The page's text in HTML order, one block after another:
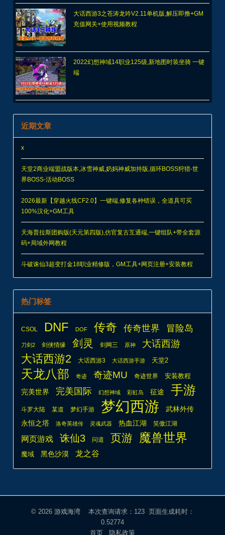
大话西游3之苍涛龙吟V2.11单机版,解压即撸+GM
充值网关+使用视频教程
2022幻想神域14职业125级,新地图时装坐骑 一键
端
近期文章
x
天堂2商业端盟战版本,冰雪神威,奶妈神威加持版,循环BOSS狩猎-世
界BOSS-活动BOSS
2026最新【穿越火线CF2.0】一键端,修复各种错误，全道具可买
100%汉化+GM工具
天海普拉斯团购版(天元第四版),仿官复古互通端,一键组队+带全套源
码+局域外网教程
斗破诛仙3超变打金18职业精修版，GM工具+网页注册+安装教程
热门标签
CSOL DNF DOF 传奇 传奇世界 冒险岛
刀剑2 剑侠情缘 剑灵 剑网三 原神 大话西游
大话西游2 大话西游3 大话西游手游 天堂2
天龙八部 奇迹 奇迹MU 奇迹世界 安装教程
完美世界 完美国际 幻想神域 彩虹岛 征途 手游
斗罗大陆 某道 梦幻手游 梦幻西游
武林外传
永恒之塔
洛奇英雄传 灵魂武器 热血江湖 笑傲江湖
网页游戏 诛仙3 问道 页游 魔兽世界
魔域 黑色沙漠 龙之谷
© 2026 游戏海湾本次查询请求：123 页面生成耗时：
0.52774
首页
隐私政策